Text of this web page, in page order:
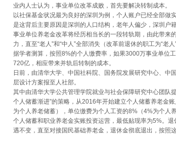
业内人士认为，事业单位改革成败，首先要解决转制成本。
以社保基金状况最为良好的深圳为例，个人账户已经全部
是这背后主要原因是深圳的人口结构，老年人偏少，深圳户
事业单位养老金改革将经历相当长的一段转轨期，由此带来
力，直至“老人”和“中人”全部消失（改革前退休的职工为“老
据学者测算，按照8%的个人缴费率，如果3000万事业单位
720亿，相应带来并轨后转制的成本。
日前，由清华大学、中国社科院、国务院发展研究中心、
层设计方案报至人社部。
其中由清华大学公共管理学院就业与社会保障研究中心团队
个人储蓄渐进”的策略，从2016年开始建立个人储蓄养老金
为个人养老储蓄），单位缴费为个人工资的8%（4%为个人
个人储蓄和职业养老金实账投资运营，最低贴现率为5%。
遇不变，直至对接国民基础养老金，退休金彻底退出，按照